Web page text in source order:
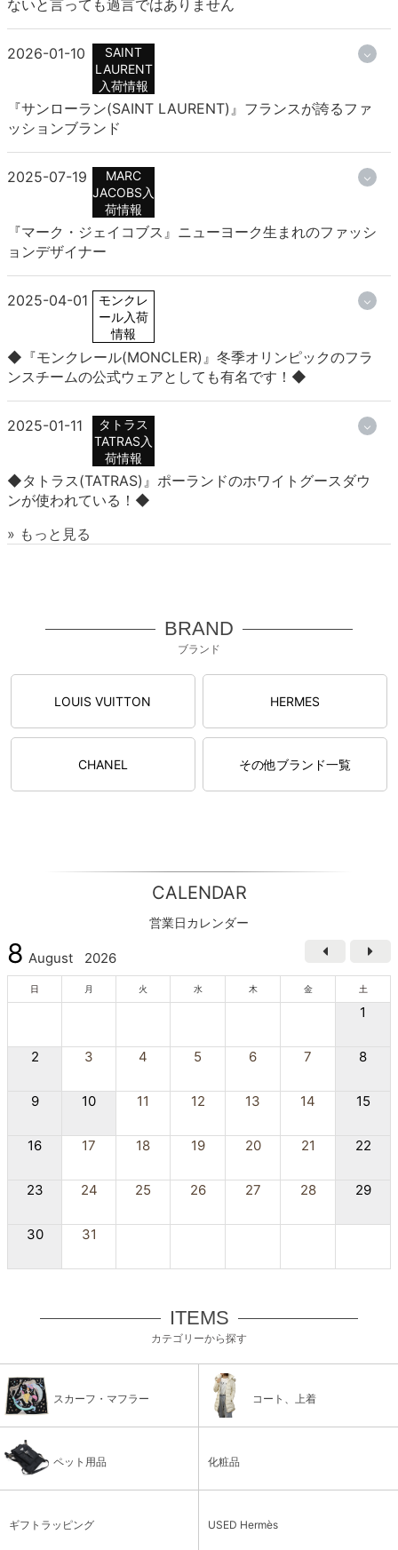
ないと言っても過言ではありません
2026-01-10
SAINT
LAURENT
入荷情報
『サンローラン(SAINT LAURENT)』フランスが誇るファ
ッションブランド
2025-07-19
MARC
JACOBS入
荷情報
『マーク・ジェイコブス』ニューヨーク生まれのファッシ
ョンデザイナー
2025-04-01
モンクレ
ール入荷
情報
◆『モンクレール(MONCLER)』冬季オリンピックのフラ
ンスチームの公式ウェアとしても有名です！◆
2025-01-11
タトラス
TATRAS入
荷情報
◆タトラス(TATRAS)』ポーランドのホワイトグースダウ
ンが使われている！◆
» もっと見る
BRAND
ブランド
LOUIS VUITTON HERMES
CHANEL その他ブランド一覧
CALENDAR
営業日カレンダー
8 August 2026
日 月 火 水 木 金 土
1
2 3 4 5 6 7 8
9 10 11 12 13 14 15
16 17 18 19 20 21 22
23 24 25 26 27 28 29
30 31
ITEMS
カテゴリーから探す
スカーフ・マフラー コート、上着
ペット用品 化粧品
ギフトラッピング USED Hermès